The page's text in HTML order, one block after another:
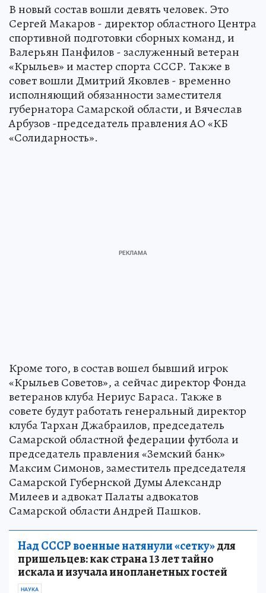
В новый состав вошли девять человек. Это
Сергей Макаров - директор областного Центра
спортивной подготовки сборных команд, и
Валерьян Панфилов - заслуженный ветеран
«Крыльев» и мастер спорта СССР. Также в
совет вошли Дмитрий Яковлев - временно
исполняющий обязанности заместителя
губернатора Самарской области, и Вячеслав
Арбузов -председатель правления АО «КБ
«Солидарность».
Кроме того, в состав вошел бывший игрок
«Крыльев Советов», а сейчас директор Фонда
ветеранов клуба Нериус Бараса. Также в
совете будут работать генеральный директор
клуба Тархан Джабраилов, председатель
Самарской областной федерации футбола и
председатель правления «Земский банк»
Максим Симонов, заместитель председателя
Самарской Губернской Думы Александр
Милеев и адвокат Палаты адвокатов
Самарской области Андрей Пашков.
Над СССР военные натянули «сетку»для
пришельцев: как страна 13 лет тайно
искала и изучала инопланетных гостей
НАУКА